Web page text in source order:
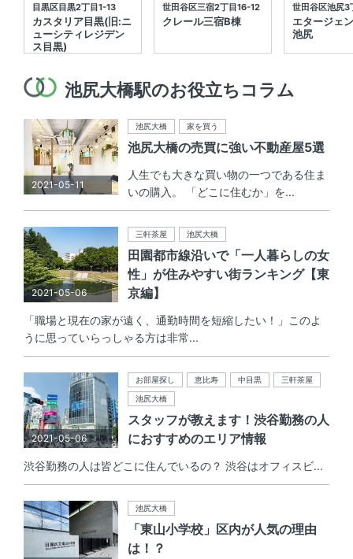
目黒区目黒2丁目1-13
カスタリア目黒(旧:ニ
ューシティレジデン
ス目黒)
世田谷区三宿2丁目16-12
クレール三宿B棟
世田谷区池尻
エタージェ
池尻
池尻大橋駅のお役立ちコラム
2021-05-11
池尻大橋 家を買う
池尻大橋の売買に強い不動産屋5選
人生でも大きな買い物の一つである住ま
いの購入。 「どこに住むか」を...
2021-05-06
三軒茶屋 池尻大橋
田園都市線沿いで「一人暮らしの女
性」が住みやすい街ランキング【東
京編】
「職場と現在の家が遠く、通勤時間を短縮したい！」このよ
うに思っていらっしゃる方は非常...
2021-05-06
お部屋探し 恵比寿 中目黒
三軒茶屋
池尻大橋
スタッフが教えます！渋谷勤務の人
におすすめのエリア情報
渋谷勤務の人は皆どこに住んでいるの？ 渋谷はオフィスビ...
池尻大橋
「東山小学校」区内が人気の理由
は！？